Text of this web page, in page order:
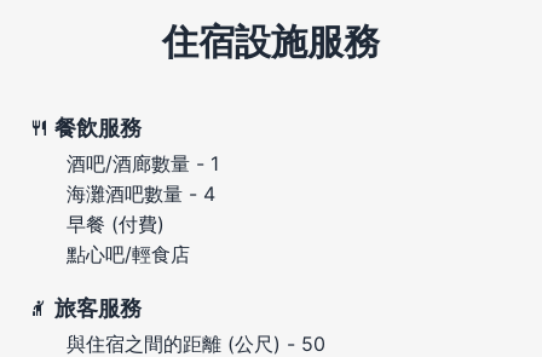
住宿設施服務
餐飲服務
酒吧/酒廊數量 - 1
海灘酒吧數量 - 4
早餐 (付費)
點心吧/輕食店
旅客服務
與住宿之間的距離 (公尺) - 50